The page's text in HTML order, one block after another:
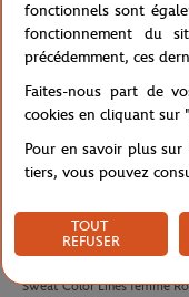
ROLAND GARROS
Sweat Color Lines femme
fonctionnels sont
fonctionnement du
précédemment, ces
Faites-nous part de
cookies en cliquant sur
Pour en savoir plus sur
tiers, vous pouvez
TOUT
REFUSER